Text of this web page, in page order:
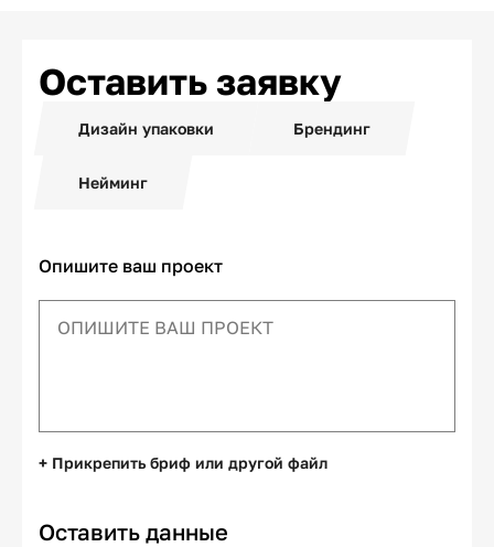
Оставить заявку
Дизайн упаковки Брендинг
Нейминг
Опишите ваш проект
+ Прикрепить бриф или другой файл
Оставить данные